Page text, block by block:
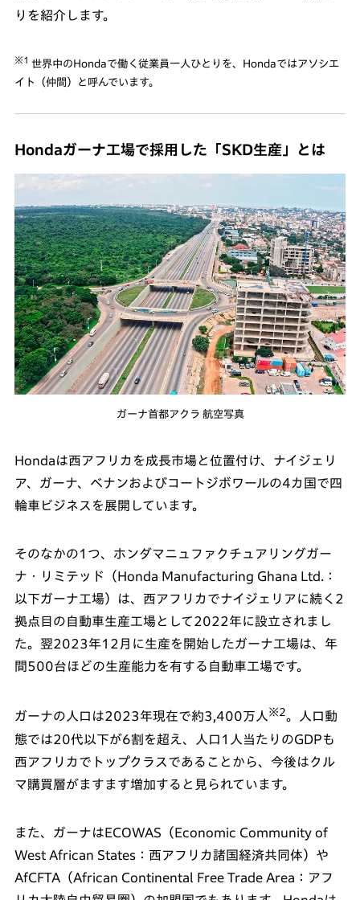
りを紹介します。
※1 世界中のHondaで働く従業員一人ひとりを、Hondaではアソシエ
イト（仲間）と呼んでいます。
Hondaガーナ工場で採用した「SKD生産」とは
ガーナ首都アクラ 航空写真
Hondaは西アフリカを成長市場と位置付け、ナイジェリ
ア、ガーナ、ベナンおよびコートジボワールの4カ国で四
輪車ビジネスを展開しています。
そのなかの1つ、ホンダマニュファクチュアリングガー
ナ・リミテッド（Honda Manufacturing Ghana Ltd.：
以下ガーナ工場）は、西アフリカでナイジェリアに続く2
拠点目の自動車生産工場として2022年に設立されまし
た。翌2023年12月に生産を開始したガーナ工場は、年
間500台ほどの生産能力を有する自動車工場です。
ガーナの人口は2023年現在で約3,400万人※2。人口動
態では20代以下が6割を超え、人口1人当たりのGDPも
西アフリカでトップクラスであることから、今後はクル
マ購買層がますます増加すると見られています。
また、ガーナはECOWAS（Economic Community of
West African States：西アフリカ諸国経済共同体）や
AfCFTA（African Continental Free Trade Area：アフ